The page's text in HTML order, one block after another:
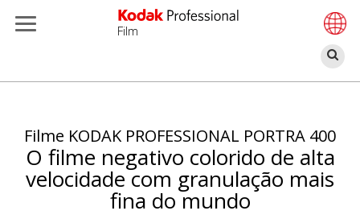
Pular
conteúdo
principal
Film
Filme KODAK PROFESSIONAL PORTRA 400
O filme negativo colorido de alta
velocidade com granulação mais
fina do mundo